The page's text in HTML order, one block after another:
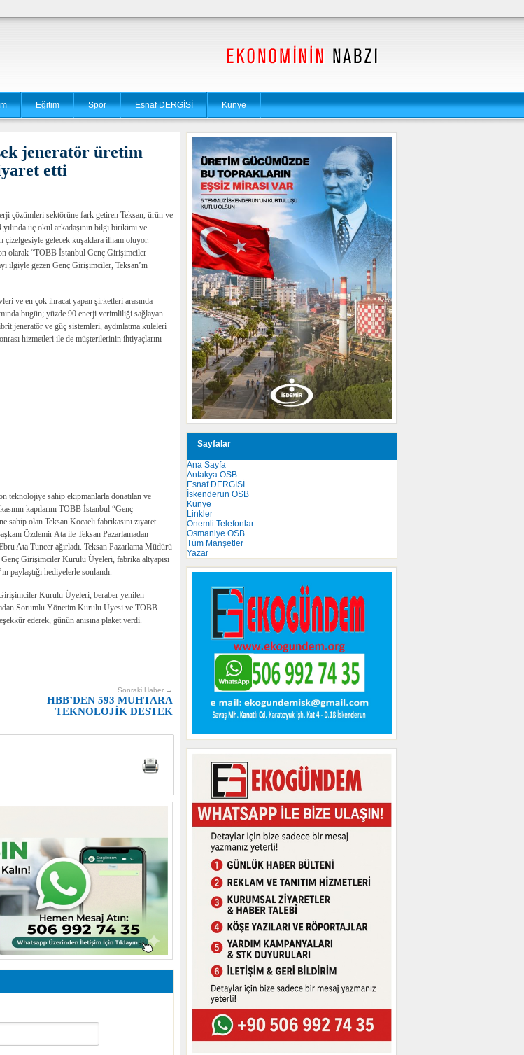
Eğitim Spor Esnaf DERGİSİ Künye
jeneratör üretim
etti
çözümleri sektörüne fark getiren Teksan, ürün ve
üç okul arkadaşının bilgi birikimi ve
çizelgesiyle gelecek kuşaklara ilham oluyor.
olarak “TOBB İstanbul Genç Girişimciler
ilgiyle gezen Genç Girişimciler, Teksan’ın
ve en çok ihracat yapan şirketleri arasında
bugün; yüzde 90 enerji verimliliği sağlayan
jeneratör ve güç sistemleri, aydınlatma kuleleri
hizmetleri ile de müşterilerinin ihtiyaçlarını
teknolojiye sahip ekipmanlarla donatılan ve
kapılarını TOBB İstanbul “Genç
sahip olan Teksan Kocaeli fabrikasını ziyaret
Özdemir Ata ile Teksan Pazarlamadan
Ata Tuncer ağırladı. Teksan Pazarlama Müdürü
Genç Girişimciler Kurulu Üyeleri, fabrika altyapısı
paylaştığı hediyelerle sonlandı.
Kurulu Üyeleri, beraber yenilen
Sorumlu Yönetim Kurulu Üyesi ve TOBB
ederek, günün anısına plaket verdi.
Sonraki Haber →
HBB’DEN 593 MUHTARA
TEKNOLOJİK DESTEK
Sayfalar
Ana Sayfa
Antakya OSB
Esnaf DERGİSİ
İskenderun OSB
Künye
Linkler
Önemli Telefonlar
Osmaniye OSB
Tüm Manşetler
Yazar